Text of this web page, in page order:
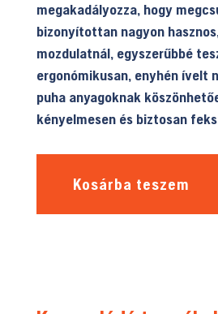
megakadályozza, hogy
bizonyítottan nagyon
mozdulatnál, egyszerűbbé
ergonómikusan, enyhén ívelt
puha anyagoknak
kényelmesen és biztosan
Kosárba teszem